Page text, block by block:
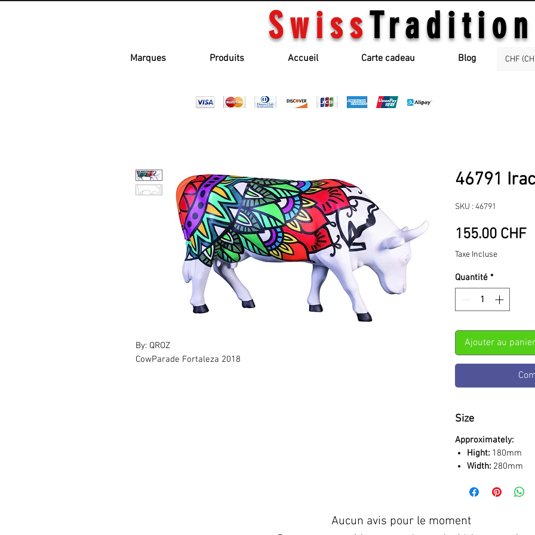
SwissTradition
Marques Produits Accueil Carte cadeau Blog CHF
By: QROZ
CowParade Fortaleza 2018
46791
SKU : 46791
155.00 CHF
Taxe Incluse
Quantité *
Ajouter au panier
Size
Approximately:
Hight: 180mm
Width: 280mm
Aucun avis pour le moment